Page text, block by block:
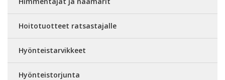
Hoitotuotteet ratsastajalle
Hyönteistarvikkeet
Hyönteistorjunta